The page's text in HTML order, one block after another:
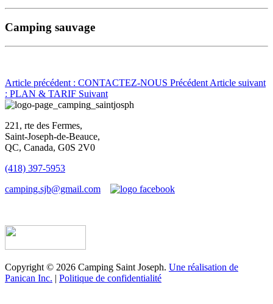
Camping sauvage
Article précédent : CONTACTEZ-NOUS Précédent Article suivant
: PLAN & TARIF Suivant
221, rte des Fermes,
Saint-Joseph-de-Beauce,
QC, Canada, G0S 2V0
(418) 397-5953
camping.sjb@gmail.com
Copyright © 2026 Camping Saint Joseph. Une réalisation de
Panican Inc. | Politique de confidentialité